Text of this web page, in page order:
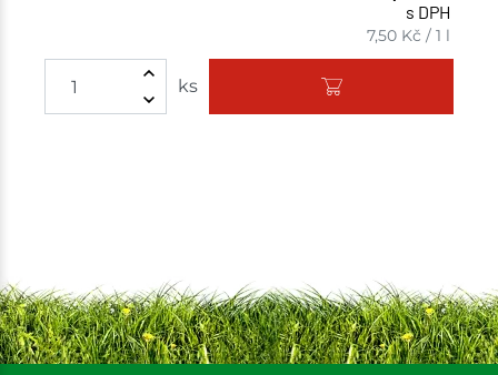
s DPH
7,50 Kč /1 l
ks